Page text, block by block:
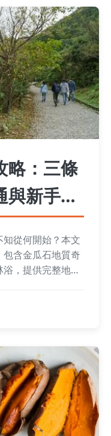
略：三條
與新手必
從何開始？本文
含金瓜石地質奇
，提供完整地